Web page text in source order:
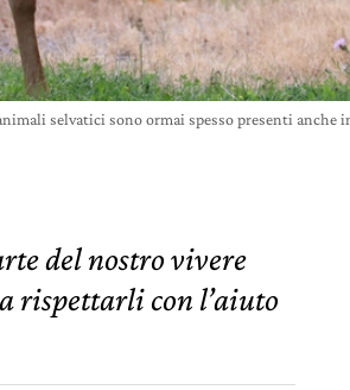
selvatici sono ormai spesso presenti anche
del nostro vivere
rispettarli con l’aiuto